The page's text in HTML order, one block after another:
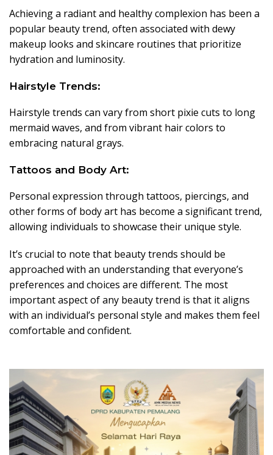
Achieving a radiant and healthy complexion has been a
popular beauty trend, often associated with dewy
makeup looks and skincare routines that prioritize
hydration and luminosity.
Hairstyle Trends:
Hairstyle trends can vary from short pixie cuts to long
mermaid waves, and from vibrant hair colors to
embracing natural grays.
Tattoos and Body Art:
Personal expression through tattoos, piercings, and
other forms of body art has become a significant trend,
allowing individuals to showcase their unique style.
It’s crucial to note that beauty trends should be
approached with an understanding that everyone’s
preferences and choices are different. The most
important aspect of any beauty trend is that it aligns
with an individual’s personal style and makes them feel
comfortable and confident.